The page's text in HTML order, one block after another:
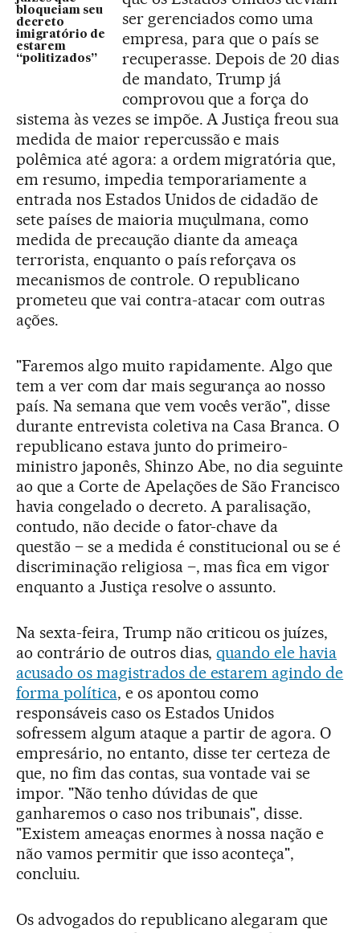
bloqueiam seu
decreto
imigratório de
estarem
“politizados”
ser gerenciados como uma
empresa, para que o país se
recuperasse. Depois de 20 dias
de mandato, Trump já
comprovou que a força do
sistema às vezes se impõe. A Justiça freou sua
medida de maior repercussão e mais
polêmica até agora: a ordem migratória que,
em resumo, impedia temporariamente a
entrada nos Estados Unidos de cidadão de
sete países de maioria muçulmana, como
medida de precaução diante da ameaça
terrorista, enquanto o país reforçava os
mecanismos de controle. O republicano
prometeu que vai contra-atacar com outras
ações.
"Faremos algo muito rapidamente. Algo que
tem a ver com dar mais segurança ao nosso
país. Na semana que vem vocês verão", disse
durante entrevista coletiva na Casa Branca. O
republicano estava junto do primeiro-
ministro japonês, Shinzo Abe, no dia seguinte
ao que a Corte de Apelações de São Francisco
havia congelado o decreto. A paralisação,
contudo, não decide o fator-chave da
questão – se a medida é constitucional ou se é
discriminação religiosa –, mas fica em vigor
enquanto a Justiça resolve o assunto.
Na sexta-feira, Trump não criticou os juízes,
ao contrário de outros dias,quando ele havia
acusado os magistrados de estarem agindo de
forma política, e os apontou como
responsáveis caso os Estados Unidos
sofressem algum ataque a partir de agora. O
empresário, no entanto, disse ter certeza de
que, no fim das contas, sua vontade vai se
impor. "Não tenho dúvidas de que
ganharemos o caso nos tribunais", disse.
"Existem ameaças enormes à nossa nação e
não vamos permitir que isso aconteça",
concluiu.
Os advogados do republicano alegaram que